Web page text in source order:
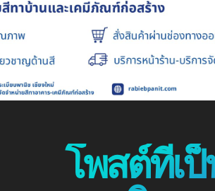
โพสต์ที่เ